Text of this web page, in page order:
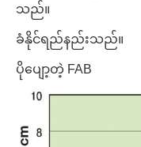
သည်။
ခံနိုင်ရည်နည်းသည်။
ပိုပျော့တဲ့ FAB